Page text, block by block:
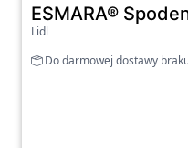
ESMARA®
Lidl
Do darmowej dostawy